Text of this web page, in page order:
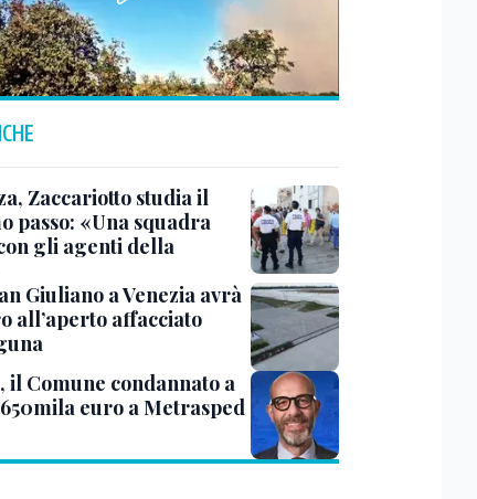
Zaccariotto studia il
passo: «Una squadra
gli agenti della
Giuliano a Venezia avrà
all’aperto affacciato
il Comune condannato a
euro a Metrasped